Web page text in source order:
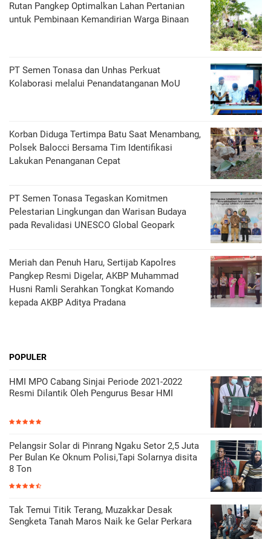
Rutan Pangkep Optimalkan Lahan Pertanian
untuk Pembinaan Kemandirian Warga Binaan
PT Semen Tonasa dan Unhas Perkuat
Kolaborasi melalui Penandatanganan MoU
Korban Diduga Tertimpa Batu Saat Menambang,
Polsek Balocci Bersama Tim Identifikasi
Lakukan Penanganan Cepat
PT Semen Tonasa Tegaskan Komitmen
Pelestarian Lingkungan dan Warisan Budaya
pada Revalidasi UNESCO Global Geopark
Meriah dan Penuh Haru, Sertijab Kapolres
Pangkep Resmi Digelar, AKBP Muhammad
Husni Ramli Serahkan Tongkat Komando
kepada AKBP Aditya Pradana
POPULER
HMI MPO Cabang Sinjai Periode 2021-2022
Resmi Dilantik Oleh Pengurus Besar HMI
Pelangsir Solar di Pinrang Ngaku Setor 2,5 Juta
Per Bulan Ke Oknum Polisi,Tapi Solarnya disita
8 Ton
Tak Temui Titik Terang, Muzakkar Desak
Sengketa Tanah Maros Naik ke Gelar Perkara